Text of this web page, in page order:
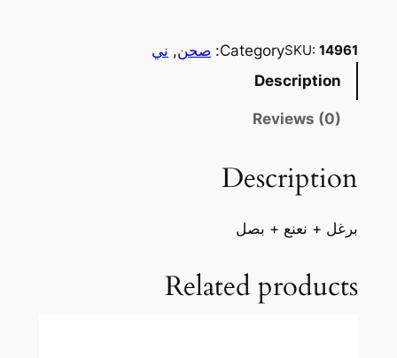
ة
u
t
SKU:14961
Category: صحن, ني
Description
Reviews (0)
Description
برغل + نعنع + بصل
Related products